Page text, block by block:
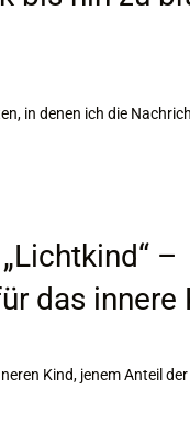
in denen ich die
–
das innere
Kind, jenem Anteil